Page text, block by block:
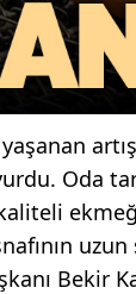
Oda
Bekir